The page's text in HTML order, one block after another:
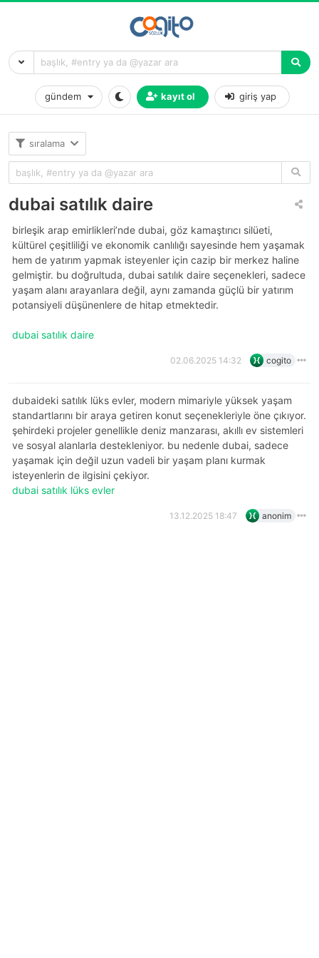
gündem kayıt ol giriş yap
sıralama
dubai satılık daire
birleşik arap emirlikleri’nde dubai, göz kamaştırıcı silüeti,
kültürel çeşitliliği ve ekonomik canlılığı sayesinde hem yaşamak
hem de yatırım yapmak isteyenler için cazip bir merkez haline
gelmiştir. bu doğrultuda, dubai satılık daire seçenekleri, sadece
yaşam alanı arayanlara değil, aynı zamanda güçlü bir yatırım
potansiyeli düşünenlere de hitap etmektedir.
dubai satılık daire
02.06.2025 14:32 cogito
dubaideki satılık lüks evler, modern mimariyle yüksek yaşam
standartlarını bir araya getiren konut seçenekleriyle öne çıkıyor.
şehirdeki projeler genellikle deniz manzarası, akıllı ev sistemleri
ve sosyal alanlarla destekleniyor. bu nedenle dubai, sadece
yaşamak için değil uzun vadeli bir yaşam planı kurmak
isteyenlerin de ilgisini çekiyor.
dubai satılık lüks evler
13.12.2025 18:47 anonim